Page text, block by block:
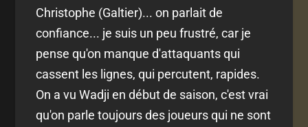
Christophe (Galtier)... on parlait de
confiance... je suis un peu frustré, car je
pense qu'on manque d'attaquants qui
cassent les lignes, qui percutent, rapides.
On a vu Wadji en début de saison, c'est vrai
qu'on parle toujours des joueurs qui ne sont